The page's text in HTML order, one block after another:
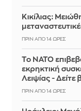
Κικίλιας:
ΠΡΙΝ ΑΠΌ 14 ΏΡΕΣ
Το ΝΑΤΟ
εκρηκτική
Λειψίας - Δείτε
ΠΡΙΝ ΑΠΌ 14 ΏΡΕΣ